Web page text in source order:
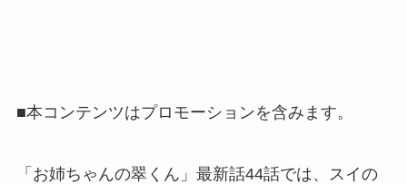
■本コンテンツはプロモーションを含みます。
「お姉ちゃんの翠くん」最新話44話では、スイの